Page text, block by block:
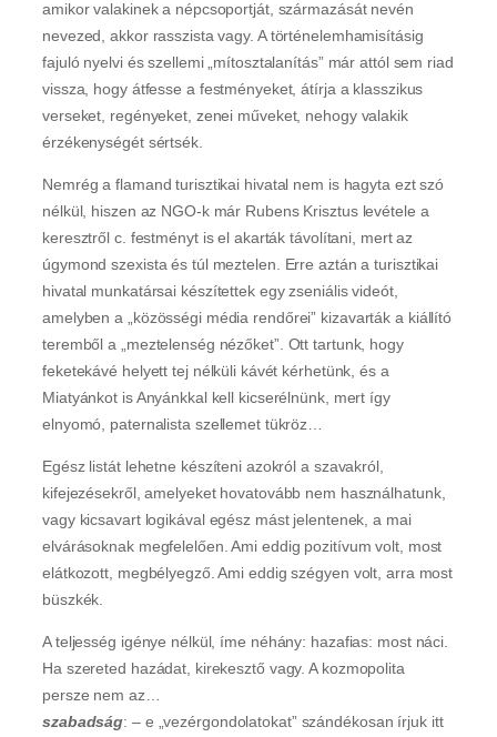
amikor valakinek a népcsoportját, származását nevén
nevezed, akkor rasszista vagy. A történelemhamisításig
fajuló nyelvi és szellemi „mítosztalanítás” már attól sem riad
vissza, hogy átfesse a festményeket, átírja a klasszikus
verseket, regényeket, zenei műveket, nehogy valakik
érzékenységét sértsék.
Nemrég a flamand turisztikai hivatal nem is hagyta ezt szó
nélkül, hiszen az NGO-k már Rubens Krisztus levétele a
keresztről c. festményt is el akarták távolítani, mert az
úgymond szexista és túl meztelen. Erre aztán a turisztikai
hivatal munkatársai készítettek egy zseniális videót,
amelyben a „közösségi média rendőrei” kizavarták a kiállító
teremből a „meztelenség nézőket”. Ott tartunk, hogy
feketekávé helyett tej nélküli kávét kérhetünk, és a
Miatyánkot is Anyánkkal kell kicserélnünk, mert így
elnyomó, paternalista szellemet tükröz…
Egész listát lehetne készíteni azokról a szavakról,
kifejezésekről, amelyeket hovatovább nem használhatunk,
vagy kicsavart logikával egész mást jelentenek, a mai
elvárásoknak megfelelően. Ami eddig pozitívum volt, most
elátkozott, megbélyegző. Ami eddig szégyen volt, arra most
büszkék.
A teljesség igénye nélkül, íme néhány: hazafias: most náci.
Ha szereted hazádat, kirekesztő vagy. A kozmopolita
persze nem az…
szabadság: – e „vezérgondolatokat” szándékosan írjuk itt